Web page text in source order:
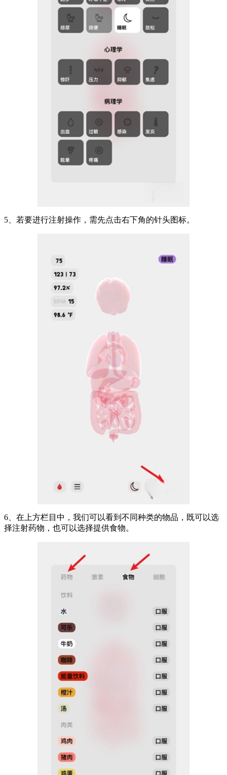
5、若要进行注射操作，需先点击右下角的针头图标。
6、在上方栏目中，我们可以看到不同种类的物品，既可以选
择注射药物，也可以选择提供食物。